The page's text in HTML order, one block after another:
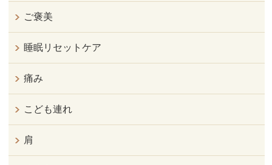
ご褒美
睡眠リセットケア
痛み
こども連れ
肩